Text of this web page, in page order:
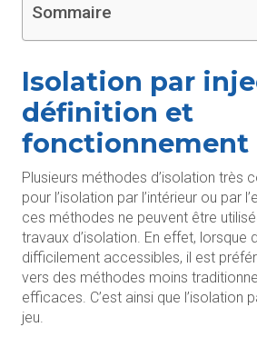
Sommaire
Isolation par
définition et
fonctionnement
Plusieurs méthodes d’isolation très
pour l’isolation par l’intérieur ou par
ces méthodes ne peuvent être
travaux d’isolation. En effet, lorsque
difficilement accessibles, il est
vers des méthodes moins
efficaces. C’est ainsi que l’isolation
jeu.